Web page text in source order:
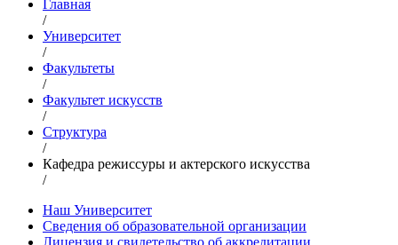
Главная
/
Университет
/
Факультеты
/
Факультет искусств
/
Структура
/
Кафедра режиссуры и актерского искусства
/
Наш Университет
Сведения об образовательной организации
Лицензия и свидетельство об аккредитации